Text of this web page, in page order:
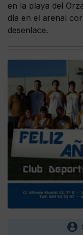
en la playa del
día en el arenal
desenlace.